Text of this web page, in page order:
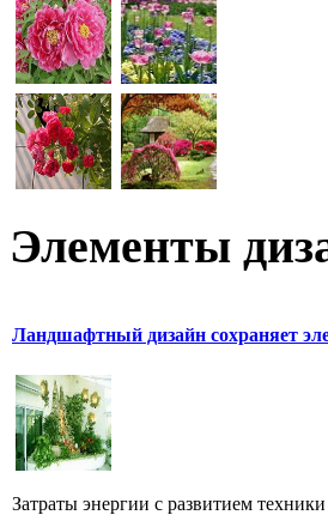
Элементы
Ландшафтный дизайн сохраняет
Затраты энергии с развитием